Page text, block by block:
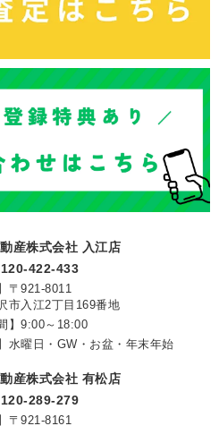
産株式会社 入江店
422-433
〒921‐8011
市入江2丁目169番地
】9:00～18:00
水曜日・GW・お盆・年末年始
産株式会社 有松店
289-279
〒921‐8161